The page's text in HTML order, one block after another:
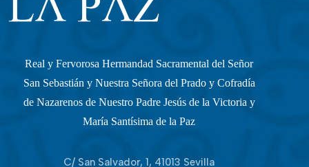
Real y Fervorosa Hermandad Sacramental del Señor
San Sebastián y Nuestra Señora del Prado y Cofradía
de Nazarenos de Nuestro Padre Jesús de la Victoria y
María Santísima de la Paz
C/ San Salvador, 1, 41013 Sevilla